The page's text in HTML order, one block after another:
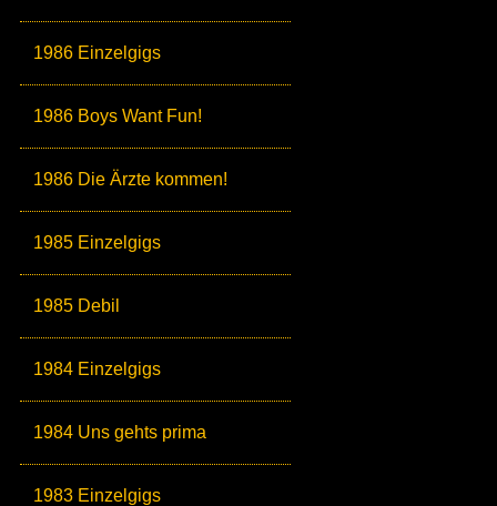
1986 Einzelgigs
1986 Boys Want Fun!
1986 Die Ärzte kommen!
1985 Einzelgigs
1985 Debil
1984 Einzelgigs
1984 Uns gehts prima
1983 Einzelgigs